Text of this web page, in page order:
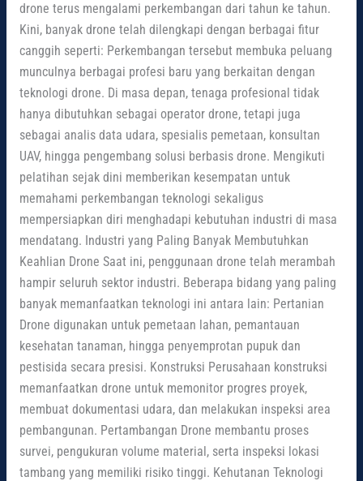
drone terus mengalami perkembangan dari tahun ke tahun.
Kini, banyak drone telah dilengkapi dengan berbagai fitur
canggih seperti: Perkembangan tersebut membuka peluang
munculnya berbagai profesi baru yang berkaitan dengan
teknologi drone. Di masa depan, tenaga profesional tidak
hanya dibutuhkan sebagai operator drone, tetapi juga
sebagai analis data udara, spesialis pemetaan, konsultan
UAV, hingga pengembang solusi berbasis drone. Mengikuti
pelatihan sejak dini memberikan kesempatan untuk
memahami perkembangan teknologi sekaligus
mempersiapkan diri menghadapi kebutuhan industri di masa
mendatang. Industri yang Paling Banyak Membutuhkan
Keahlian Drone Saat ini, penggunaan drone telah merambah
hampir seluruh sektor industri. Beberapa bidang yang paling
banyak memanfaatkan teknologi ini antara lain: Pertanian
Drone digunakan untuk pemetaan lahan, pemantauan
kesehatan tanaman, hingga penyemprotan pupuk dan
pestisida secara presisi. Konstruksi Perusahaan konstruksi
memanfaatkan drone untuk memonitor progres proyek,
membuat dokumentasi udara, dan melakukan inspeksi area
pembangunan. Pertambangan Drone membantu proses
survei, pengukuran volume material, serta inspeksi lokasi
tambang yang memiliki risiko tinggi. Kehutanan Teknologi